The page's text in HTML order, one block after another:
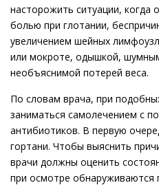
насторожить ситуации, когда
болью при глотании,
увеличением шейных
или мокроте, одышкой,
необъяснимой потерей веса.
По словам врача, при
заниматься самолечением с
антибиотиков. В первую
гортани. Чтобы выяснить
врачи должны оценить
при осмотре обнаруживаются